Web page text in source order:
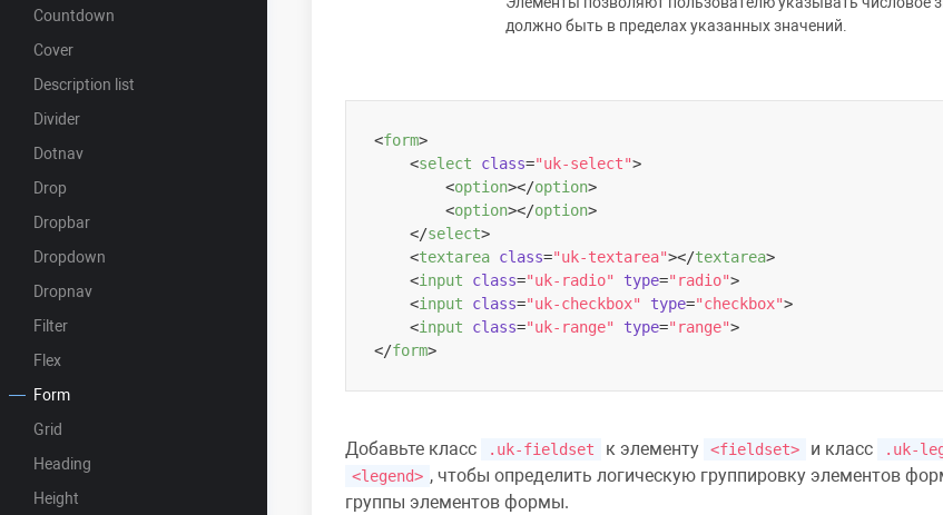
Countdown
Cover
Description list
Divider
Dotnav
Drop
Dropbar
Dropdown
Dropnav
Filter
Flex
Form
Grid
Heading
Height
должно быть в пределах указанных значений.
<form>
<select class="uk-select">
<option></option>
<option></option>
</select>
<textarea class="uk-textarea"></textarea>
<input class="uk-radio" type="radio">
<input class="uk-checkbox" type="checkbox">
<input class="uk-range" type="range">
</form>
Добавьте класс .uk-fieldset к элементу <fieldset> и класс .uk-
<legend> , чтобы определить логическую группировку элементов
группы элементов формы.